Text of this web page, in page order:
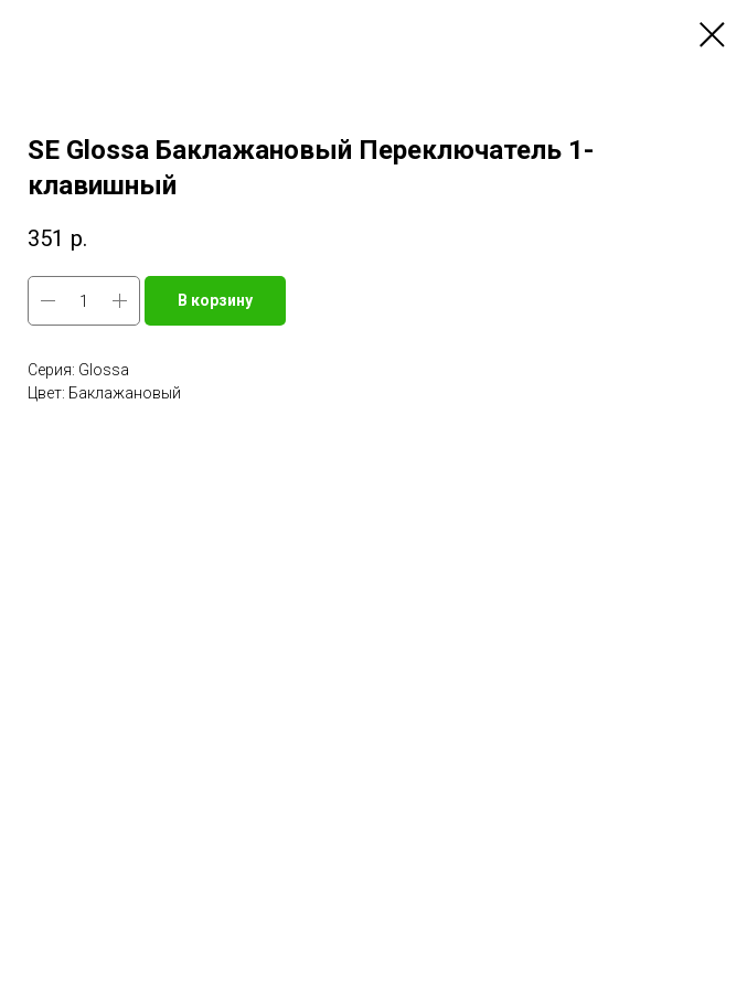
SE Glossa Баклажановый Переключатель 1-
клавишный
351 р.
В корзину
Серия: Glossa
Цвет: Баклажановый